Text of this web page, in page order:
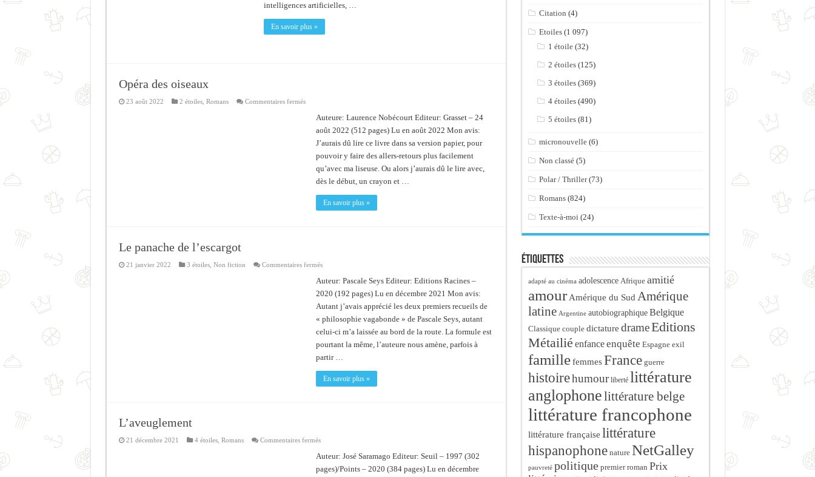
intelligences artificielles, …
En savoir plus »
Opéra des oiseaux
23 août 2022 2 étoiles, Romans Commentaires ferméssur
oiseaux
Auteure: Laurence Nobécourt Editeur: Grasset – 24
août 2022 (512 pages) Lu en août 2022 Mon avis:
J’aurais dû lire ce livre dans sa version papier, pour
pouvoir y faire des allers-retours plus facilement
qu’avec ma liseuse. Ou alors j’aurais dû le lire avec,
dès le début, un crayon et …
En savoir plus »
Le panache de l’escargot
21 janvier 2022 3 étoiles, Non fiction Commentaires ferméssur
panache
de
l’escargot
Auteur: Pascale Seys Editeur: Editions Racines –
2020 (192 pages) Lu en décembre 2021 Mon avis:
Autant j’avais apprécié les deux premiers recueils de
« philosophie vagabonde » de Pascale Seys, autant
celui-ci m’a laissée au bord de la route. La formule est
pourtant la même, l’auteure nous amène, parfois à
partir …
En savoir plus »
L’aveuglement
21 décembre 2021 4 étoiles, Romans Commentaires ferméssur
Auteur: José Saramago Editeur: Seuil – 1997 (302
pages)/Points – 2020 (384 pages) Lu en décembre
Citation (4)
Etoiles (1 097)
1 étoile (32)
2 étoiles (125)
3 étoiles (369)
4 étoiles (490)
5 étoiles (81)
micronouvelle (6)
Non classé (5)
Polar / Thriller(73)
Romans (824)
Texte-à-moi (24)
Étiquettes
adapté au cinéma adolescence Afrique amitié
amour Amérique du Sud Amérique
latine Argentine autobiographique Belgique
Classique couple dictature drameEditions
Métailié enfanceenquête Espagne exil
famille femmes France guerre
histoirehumour liberté littérature
anglophonelittérature belge
littérature francophone
littérature française littérature
hispanophone nature NetGalley
pauvreté politique premier roman Prix